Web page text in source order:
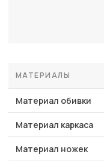
МАТЕРИАЛЫ
Материал обивки
Материал каркаса
Материал ножек